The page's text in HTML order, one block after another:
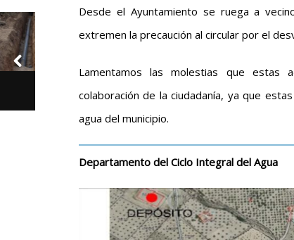
Desde el Ayuntamiento se ruega a
extremen la precaución al circular por el
Lamentamos las molestias que estas
colaboración de la ciudadanía, ya que
agua del municipio.
Departamento del Ciclo Integral del Agua